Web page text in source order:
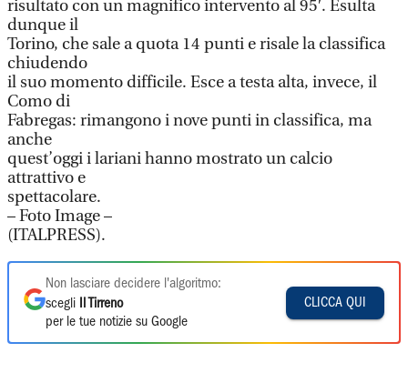
risultato con un magnifico intervento al 95′. Esulta
dunque il
Torino, che sale a quota 14 punti e risale la classifica
chiudendo
il suo momento difficile. Esce a testa alta, invece, il
Como di
Fabregas: rimangono i nove punti in classifica, ma
anche
quest’oggi i lariani hanno mostrato un calcio
attrattivo e
spettacolare.
– Foto Image –
(ITALPRESS).
Non lasciare decidere l'algoritmo:
scegli
Il Tirreno
per le tue notizie su Google
CLICCA QUI